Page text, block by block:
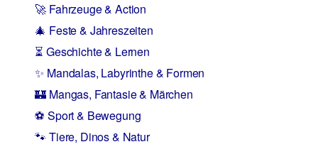
🚀 Fahrzeuge & Action
🎄 Feste & Jahreszeiten
⏳ Geschichte & Lernen
✨ Mandalas, Labyrinthe & Formen
🏰 Mangas, Fantasie & Märchen
⚽ Sport & Bewegung
🐾 Tiere, Dinos & Natur